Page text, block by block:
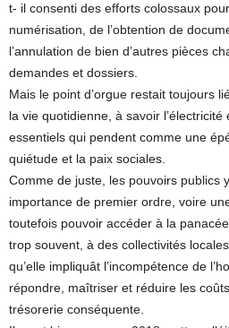
t- il consenti des efforts colossaux
numérisation, de l’obtention de
l’annulation de bien d’autres pièces
demandes et dossiers.
Mais le point d’orgue restait toujours
la vie quotidienne, à savoir l’électricité
essentiels qui pendent comme une
quiétude et la paix sociales.
Comme de juste, les pouvoirs publics
importance de premier ordre, voire
toutefois pouvoir accéder à la
trop souvent, à des collectivités
qu’elle impliquât l’incompétence de
répondre, maîtriser et réduire les
trésorerie conséquente.